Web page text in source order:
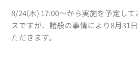
8/24(木) 17:00～から実施を予定し
スですが、諸般の事情により8月31
ただきます。